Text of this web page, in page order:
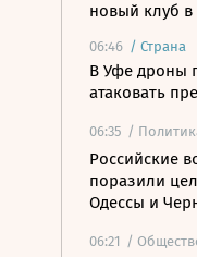
новый клуб в
06:46 / Страна
В Уфе дроны
атаковать
06:35 /
Российские
поразили
Одессы и
06:21 /